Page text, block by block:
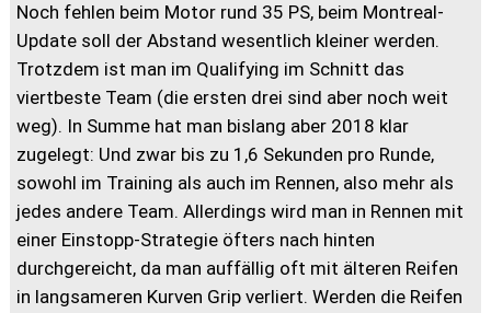
Noch fehlen beim Motor rund 35 PS, beim Montreal-
Update soll der Abstand wesentlich kleiner werden.
Trotzdem ist man im Qualifying im Schnitt das
viertbeste Team (die ersten drei sind aber noch weit
weg). In Summe hat man bislang aber 2018 klar
zugelegt: Und zwar bis zu 1,6 Sekunden pro Runde,
sowohl im Training als auch im Rennen, also mehr als
jedes andere Team. Allerdings wird man in Rennen mit
einer Einstopp-Strategie öfters nach hinten
durchgereicht, da man auffällig oft mit älteren Reifen
in langsameren Kurven Grip verliert. Werden die Reifen